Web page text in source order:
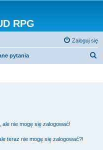
RPG
Zaloguj się
pytania
nie mogę się zalogować!
teraz nie mogę się zalogować?!